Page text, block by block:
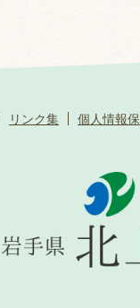
リンク集 個人情報